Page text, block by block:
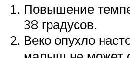
Повышение
38 градусов.
Веко опухло